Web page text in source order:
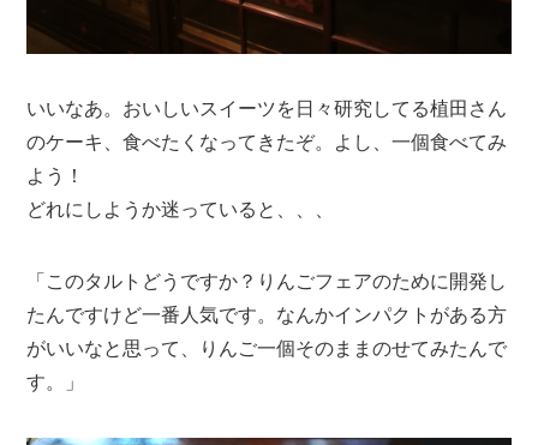
いいなあ。おいしいスイーツを日々研究してる植田さん
のケーキ、食べたくなってきたぞ。よし、一個食べてみ
よう！
どれにしようか迷っていると、、、
「このタルトどうですか？りんごフェアのために開発し
たんですけど一番人気です。なんかインパクトがある方
がいいなと思って、りんご一個そのままのせてみたんで
す。」